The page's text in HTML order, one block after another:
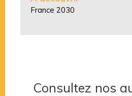
France 2030
Consultez nos